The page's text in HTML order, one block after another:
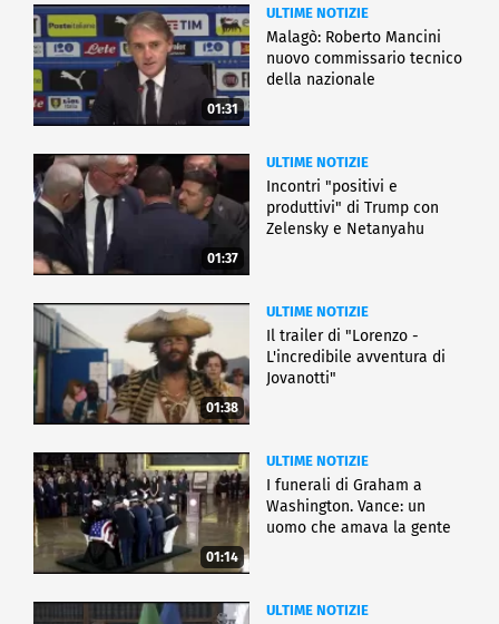
01:31
ULTIME NOTIZIE
Malagò: Roberto Mancini
nuovo commissario tecnico
della nazionale
01:37
ULTIME NOTIZIE
Incontri "positivi e
produttivi" di Trump con
Zelensky e Netanyahu
01:38
ULTIME NOTIZIE
Il trailer di "Lorenzo -
L'incredibile avventura di
Jovanotti"
01:14
ULTIME NOTIZIE
I funerali di Graham a
Washington. Vance: un
uomo che amava la gente
ULTIME NOTIZIE